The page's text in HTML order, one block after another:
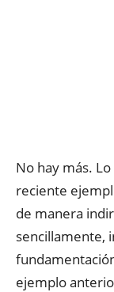
No hay más.
reciente
de manera
sencillamente,
ejemplo